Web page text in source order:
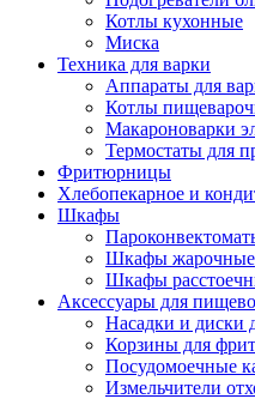
Котлы кухонные
Миска
Техника для варки
Аппараты для
Котлы
Макароноварки
Термостаты для
Фритюрницы
Хлебопекарное и
Шкафы
Шкафы жарочные
Шкафы
Аксессуары для
Насадки и диски
Корзины для
Посудомоечные
Измельчители